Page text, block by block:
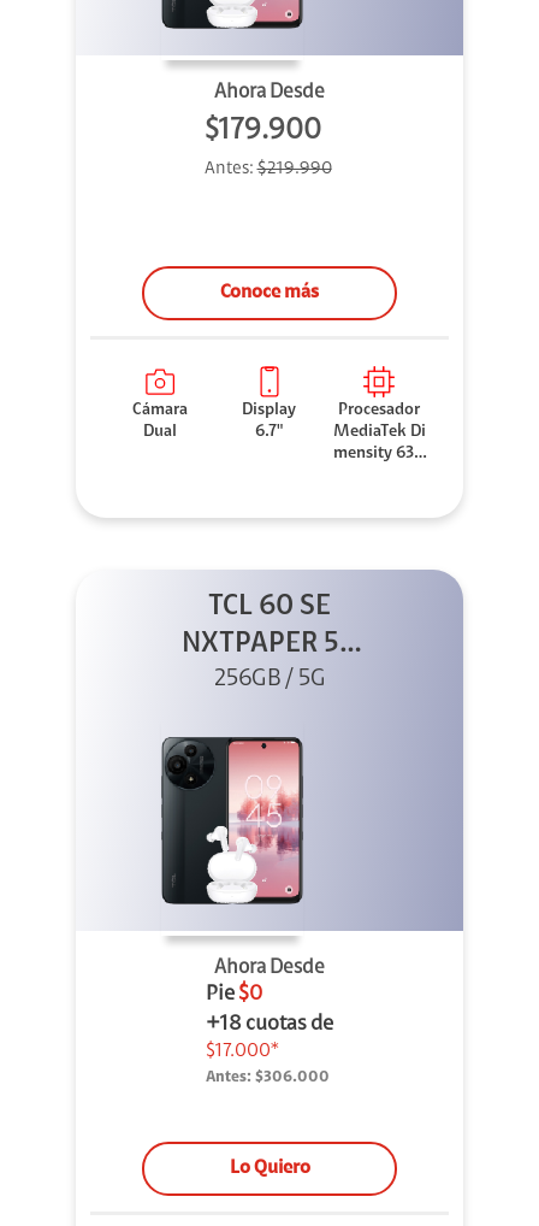
Ahora Desde
$179.900
Antes:$219.990
Conoce más
Cámara
Dual
Display
6.7"
Procesador
MediaTek Di
mensity 630
TCL 60 SE
NXTPAPER 5G
256GB Gris +
256GB / 5G
Ahora Desde
Pie $0
+18 cuotas de
$17.000*
Antes: $306.000
Lo Quiero